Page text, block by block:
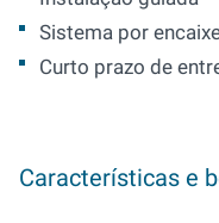
Sistema por
Curto prazo de
Características e